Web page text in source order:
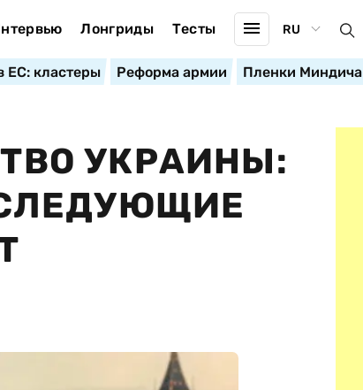
Лонгриды Тесты RU
ЕС: кластеры Реформа армии Пленки Миндича
УКРАИНЫ: